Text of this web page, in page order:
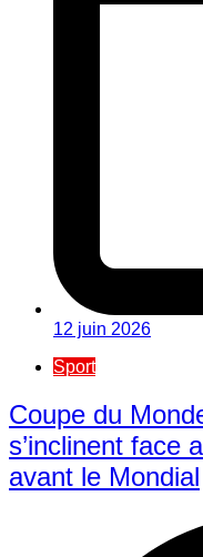
12 juin 2026
Sport
Coupe du
s’inclinent face
avant le Mondial